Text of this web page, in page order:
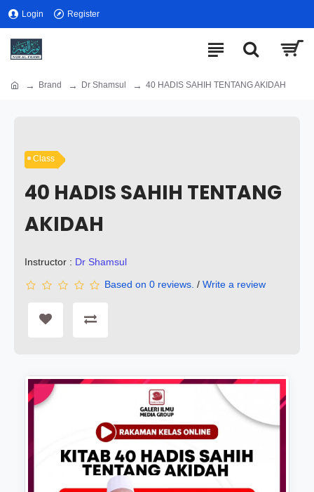
Login Register
Brand Dr Shamsul 40 HADIS SAHIH TENTANG AKIDAH
Class
40 HADIS SAHIH TENTANG
AKIDAH
Instructor : Dr Shamsul
Based on 0 reviews. / Write a review